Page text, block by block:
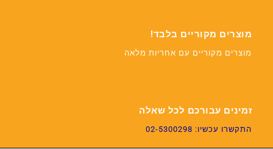
מוצרים מקוריים בלבד!
מוצרים מקוריים עם אחריות מלאה
זמינים עבורכם לכל שאלה
התקשרו עכשיו: 02-5300298